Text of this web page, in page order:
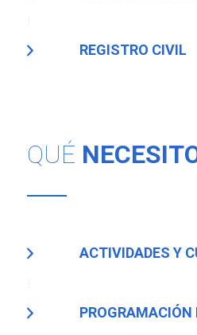
REGISTRO CIVIL
QUÉ
ACTIVIDADES Y
PROGRAMACIÓN